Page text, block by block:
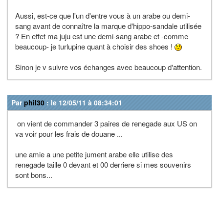
Aussi, est-ce que l'un d'entre vous à un arabe ou demi-
sang avant de connaître la marque d'hippo-sandale utilisée
? En effet ma juju est une demi-sang arabe et -comme
beaucoup- je turlupine quant à choisir des shoes !
Sinon je v suivre vos échanges avec beaucoup d'attention.
Parphil30 : le 12/05/11 à 08:34:01
on vient de commander 3 paires de renegade aux US on
va voir pour les frais de douane ...
une amie a une petite jument arabe elle utilise des
renegade taille 0 devant et 00 derriere si mes souvenirs
sont bons...